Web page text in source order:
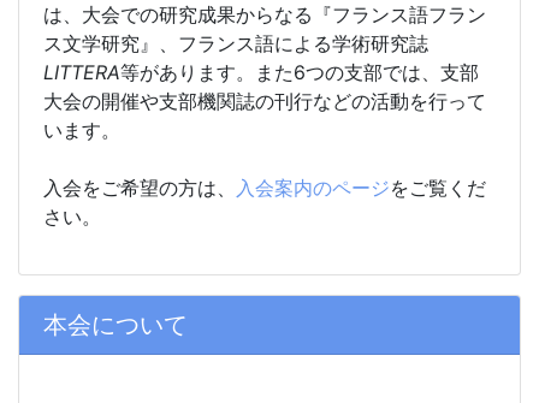
は、大会での研究成果からなる『フランス語フラン
ス文学研究』、フランス語による学術研究誌
LITTERA等があります。また6つの支部では、支部
大会の開催や支部機関誌の刊行などの活動を行って
います。
入会をご希望の方は、 入会案内のページをご覧くだ
さい。
本会について